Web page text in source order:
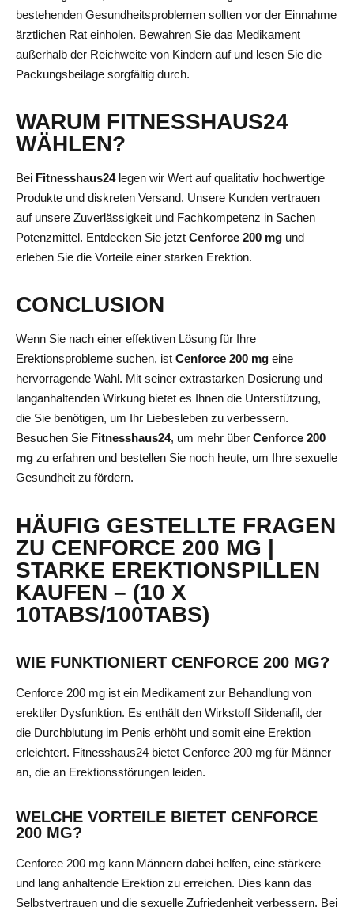
bestehenden Gesundheitsproblemen sollten vor der Einnahme
ärztlichen Rat einholen. Bewahren Sie das Medikament
außerhalb der Reichweite von Kindern auf und lesen Sie die
Packungsbeilage sorgfältig durch.
WARUM FITNESSHAUS24
WÄHLEN?
Bei Fitnesshaus24legen wir Wert auf qualitativ hochwertige
Produkte und diskreten Versand. Unsere Kunden vertrauen
auf unsere Zuverlässigkeit und Fachkompetenz in Sachen
Potenzmittel. Entdecken Sie jetzt Cenforce 200 mg und
erleben Sie die Vorteile einer starken Erektion.
CONCLUSION
Wenn Sie nach einer effektiven Lösung für Ihre
Erektionsprobleme suchen, ist Cenforce 200 mg eine
hervorragende Wahl. Mit seiner extrastarken Dosierung und
langanhaltenden Wirkung bietet es Ihnen die Unterstützung,
die Sie benötigen, um Ihr Liebesleben zu verbessern.
Besuchen Sie Fitnesshaus24, um mehr über Cenforce 200
mg zu erfahren und bestellen Sie noch heute, um Ihre sexuelle
Gesundheit zu fördern.
HÄUFIG GESTELLTE FRAGEN
ZU CENFORCE 200 MG |
STARKE EREKTIONSPILLEN
KAUFEN – (10 X
10TABS/100TABS)
WIE FUNKTIONIERT CENFORCE 200 MG?
Cenforce 200 mg ist ein Medikament zur Behandlung von
erektiler Dysfunktion. Es enthält den Wirkstoff Sildenafil, der
die Durchblutung im Penis erhöht und somit eine Erektion
erleichtert. Fitnesshaus24 bietet Cenforce 200 mg für Männer
an, die an Erektionsstörungen leiden.
WELCHE VORTEILE BIETET CENFORCE
200 MG?
Cenforce 200 mg kann Männern dabei helfen, eine stärkere
und lang anhaltende Erektion zu erreichen. Dies kann das
Selbstvertrauen und die sexuelle Zufriedenheit verbessern. Bei